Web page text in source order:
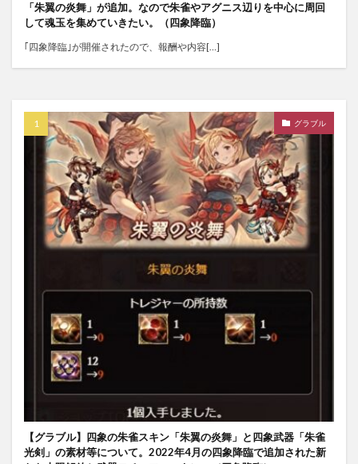
「朱翼の炎舞」が追加。なので朱雀やアグニス辺りを中心に周回
して魂玉を集めていきたい。（四象降臨）
｢四象降臨｣が開催されたので、報酬や内容[…]
グラブル
【グラブル】四象の朱雀スキン「朱翼の炎舞」と四象武器「朱雀
光剣」の素材等について。2022年4月の四象降臨で追加された新